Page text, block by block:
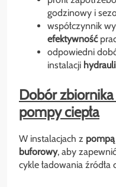
godzinowy i
współczynnik
efektywność
odpowiedni
instalacji
Dobór
pompy ciepła
W instalacjach z pompą
buforowy, aby
cykle ładowania źródła